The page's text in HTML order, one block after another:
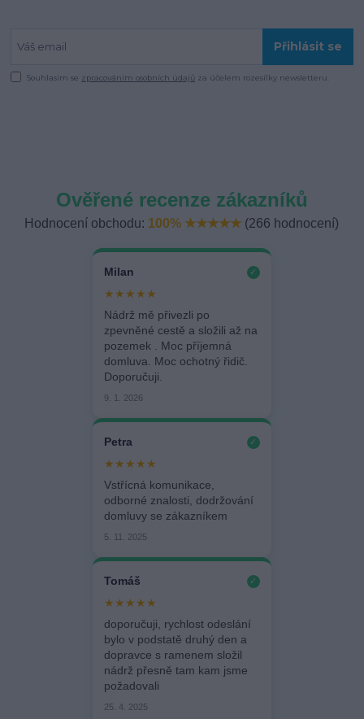
Přihlásit se
Souhlasím se zpracováním osobních údajů za účelem rozesílky newsletteru.
Ověřené recenze zákazníků
Hodnocení obchodu: 100% ★★★★★ (266 hodnocení)
Milan ✓
★★★★★
Nádrž mě přivezli po
zpevněné cestě a složili až na
pozemek . Moc příjemná
domluva. Moc ochotný řidič.
Doporučuji.
9. 1. 2026
Petra ✓
★★★★★
Vstřícná komunikace,
odborné znalosti, dodržování
domluvy se zákazníkem
5. 11. 2025
Tomáš ✓
★★★★★
doporučuji, rychlost odeslání
bylo v podstatě druhý den a
dopravce s ramenem složil
nádrž přesně tam kam jsme
požadovali
25. 4. 2025